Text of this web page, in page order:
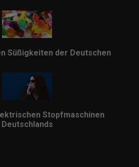
Süßigkeiten der Deutschen
Stopfmaschinen
Deutschlands